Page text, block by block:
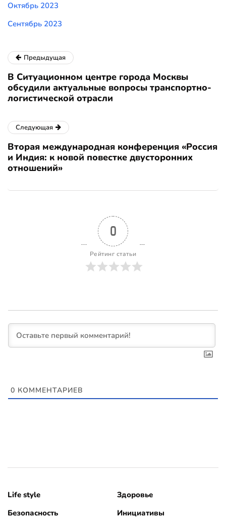
Октябрь 2023
Сентябрь 2023
Предыдущая
В Ситуационном центре города Москвы
обсудили актуальные вопросы транспортно-
логистической отрасли
Следующая
Вторая международная конференция «Россия
и Индия: к новой повестке двусторонних
отношений»
0
Рейтинг статьи
0 КОММЕНТАРИЕВ
Life style
Безопасность
Здоровье
Инициативы